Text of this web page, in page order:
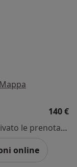
Mappa
140 €
Questo dottore non ha ancora attivato le prenotazioni online presso questo indirizzo.
online